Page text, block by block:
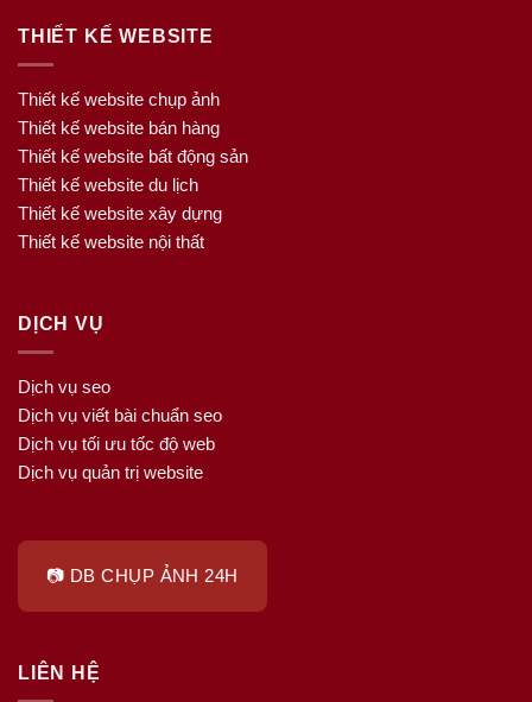
THIẾT KẾ WEBSITE
Thiết kế website chụp ảnh
Thiết kế website bán hàng
Thiết kế website bất động sản
Thiết kế website du lịch
Thiết kế website xây dựng
Thiết kế website nội thất
DỊCH VỤ
Dịch vụ seo
Dịch vụ viết bài chuẩn seo
Dịch vụ tối ưu tốc độ web
Dịch vụ quản trị website
📷 DB CHỤP ẢNH 24H
LIÊN HỆ